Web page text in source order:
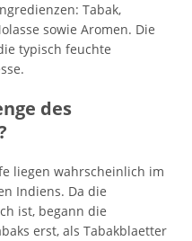
Tabak,
sowie Aromen. Die
typisch feuchte
des
liegen wahrscheinlich im
Indiens. Da die
ist, begann die
erst, als Tabakblaetter